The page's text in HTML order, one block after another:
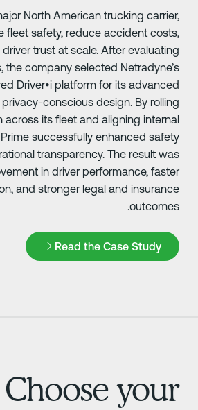
Prime, Inc., a major
needed to improve
and maintain
multiple vendors, the
AI-powered
capabilities and
out the solution
teams and drivers,
culture and
measurable
incident resolution,